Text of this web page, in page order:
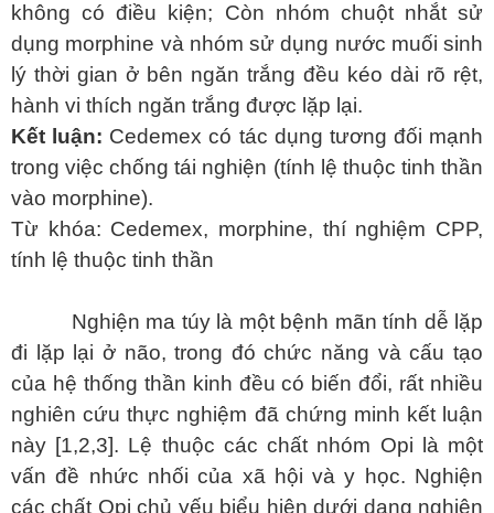
không có điều kiện; Còn nhóm chuột nhắt sử
dụng morphine và nhóm sử dụng nước muối sinh
lý thời gian ở bên ngăn trắng đều kéo dài rõ rệt,
hành vi thích ngăn trắng được lặp lại.
Kết luận: Cedemex có tác dụng tương đối mạnh
trong việc chống tái nghiện (tính lệ thuộc tinh thần
vào morphine).
Từ khóa: Cedemex, morphine, thí nghiệm CPP,
tính lệ thuộc tinh thần
Nghiện ma túy là một bệnh mãn tính dễ lặp
đi lặp lại ở não, trong đó chức năng và cấu tạo
của hệ thống thần kinh đều có biến đổi, rất nhiều
nghiên cứu thực nghiệm đã chứng minh kết luận
này [1,2,3]. Lệ thuộc các chất nhóm Opi là một
vấn đề nhức nhối của xã hội và y học. Nghiện
các chất Opi chủ yếu biểu hiện dưới dạng nghiện